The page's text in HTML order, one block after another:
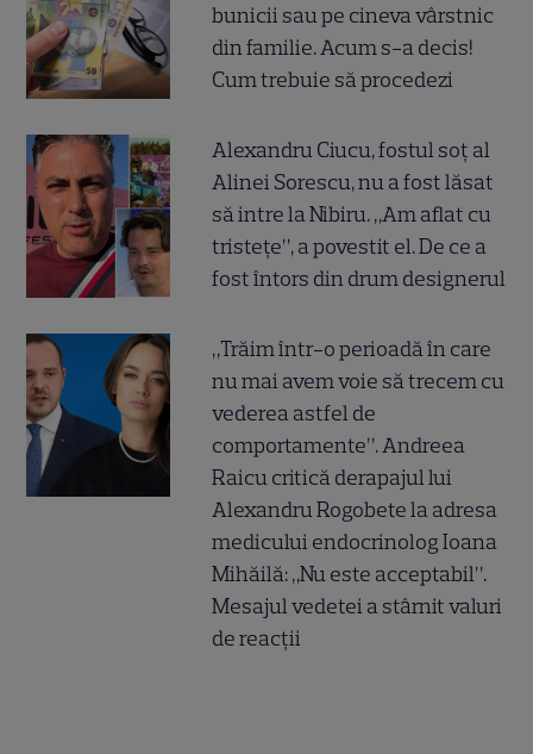
bunicii sau pe cineva vârstnic
din familie. Acum s-a decis!
Cum trebuie să procedezi
Alexandru Ciucu, fostul soț al
Alinei Sorescu, nu a fost lăsat
să intre la Nibiru. „Am aflat cu
tristețe”, a povestit el. De ce a
fost întors din drum designerul
„Trăim într-o perioadă în care
nu mai avem voie să trecem cu
vederea astfel de
comportamente”. Andreea
Raicu critică derapajul lui
Alexandru Rogobete la adresa
medicului endocrinolog Ioana
Mihăilă: „Nu este acceptabil”.
Mesajul vedetei a stârnit valuri
de reacții